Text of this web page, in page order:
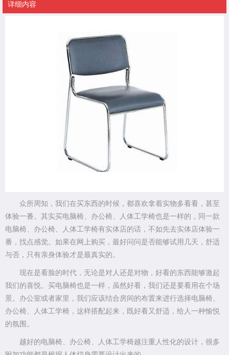
详细内容
众所周知，我们在买东西的时候，都喜欢拿着实物多看看，甚至
体验一番。其实买电脑椅、办公椅、人体工学椅也是一样的，同一款
电脑椅、办公椅、人体工学椅有实体店的话，不如先去实体店体验一
番，找点感觉。如果在网上购买，最好问问是否能够试用几天，舒适
与否，只有亲身体验才是最真实的。
现在是看脸的时代，无论是对人还是对物，好看的东西能够激起
我们的喜悦。买电脑椅也是一样，虽然好看，我们还是要看用在个场
景。办公室或者家里，我们应该结合房间的布置来进行选择电脑椅、
办公椅、人体工学椅，这样搭配起来，既好看又舒适，给人一种愉悦
的氛围。
越好的电脑椅、办公椅、人体工学椅越注重人性化的设计，很多